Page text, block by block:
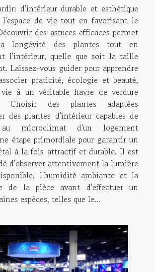
d'intérieur durable et esthétique
de vie tout en favorisant le
des astuces efficaces permet
longévité des plantes tout en
l'intérieur, quelle que soit la taille
Laissez-vous guider pour apprendre
praticité, écologie et beauté,
à un véritable havre de verdure
Choisir des plantes adaptées
des plantes d'intérieur capables de
au microclimat d'un logement
étape primordiale pour garantir un
à la fois attractif et durable. Il est
d'observer attentivement la lumière
l'humidité ambiante et la
de la pièce avant d'effectuer un
espèces, telles que le...